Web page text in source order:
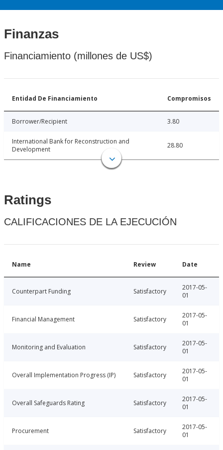
Finanzas
Financiamiento (millones de US$)
Entidad De Financiamiento Compromisos
Borrower/Recipient 3.80
International Bank for Reconstruction and
Development
28.80
Ratings
CALIFICACIONES DE LA EJECUCIÓN
Name Review Date
Counterpart Funding Satisfactory
2017-05-
01
Financial Management Satisfactory
2017-05-
01
Monitoring and Evaluation Satisfactory
2017-05-
01
Overall Implementation Progress (IP) Satisfactory
2017-05-
01
Overall Safeguards Rating Satisfactory
2017-05-
01
Procurement Satisfactory
2017-05-
01